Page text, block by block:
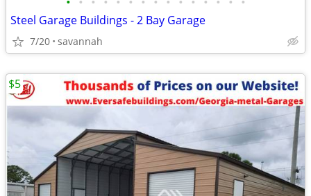
Steel Garage Buildings - 2 Bay Garage
7/20 savannah
$5